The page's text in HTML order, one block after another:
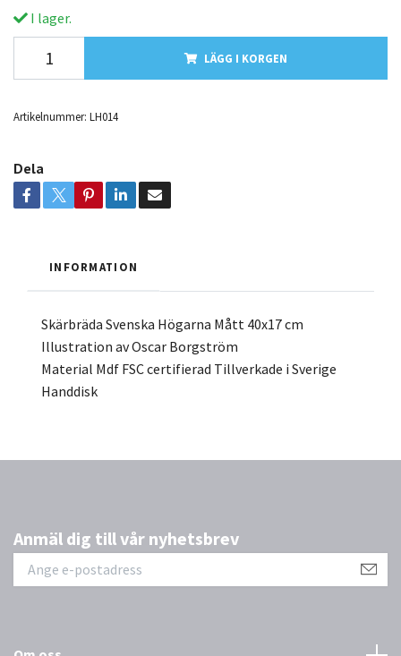
I lager.
LÄGG I KORGEN
Artikelnummer: LH014
Dela
INFORMATION
Skärbräda Svenska Högarna Mått 40x17 cm
Illustration av Oscar Borgström
Material Mdf FSC certifierad Tillverkade i Sverige
Handdisk
Anmäl dig till vår nyhetsbrev